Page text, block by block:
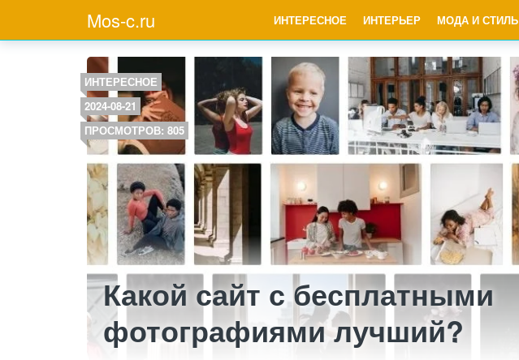
Mos-c.ru ИНТЕРЕСНОЕ ИНТЕРЬЕР МОДА И СТИЛЬ
ИНТЕРЕСНОЕ
2024-08-21
ПРОСМОТРОВ: 805
Какой сайт с бесплатными
фотографиями лучший?